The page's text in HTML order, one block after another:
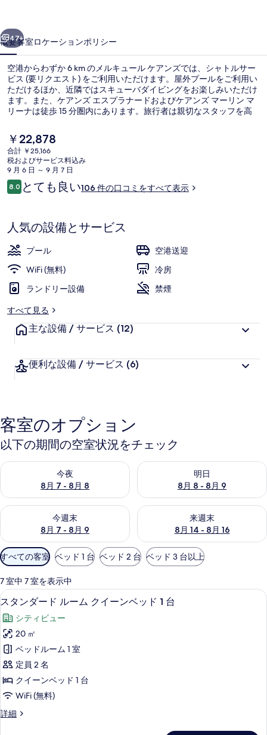
ア
ン
ズ
の
写
真
ギ
ャ
ラ
ー
次へ
47+
概要客室ロケーションポリシー
空港からわずか 6 km のメルキュール ケアンズでは、シャトルサー
ビス (要リクエスト) をご利用いただけます。屋外プールをご利用い
ただけるほか、近隣ではスキューバダイビングをお楽しみいただけ
ます。また、ケアンズ エスプラナードおよびケアンズ マーリン マ
リーナは徒歩 15 分圏内にあります。旅行者は親切なスタッフを高
現
在
の
料
金
は
す
￥22,878
合計 ￥25,166
税およびサービス料込み
9 月 6 日 ～ 9 月 7 日
口
コ
8.010段階中8.0
とても良い106 件の口コミをすべて表示
人気の設備とサービス
プール
空港送迎
WiFi (無料)
冷房
ランドリー設備
禁煙
すべて見る
主な設備 / サービス (12)
便利な設備 / サービス (6)
客室のオプション
以下の期間の空室状況をチェック
今夜
8月 7 - 8月 8
今夜 8月 7 - 8月 8 の空室状況をチェック
明日
8月 8 - 8月 9
明日 8月 8 - 8月 9 の空室状況
今週末
8月 7 - 8月 9
今週末 8月 7 - 8月 9 の空室状況をチェック
来週末
8月 14 - 8月 16
来週末 8月 14 - 8月 16 の空室
利
用
可
能
な
客
室
の
絞
り
込
み
条
すべての客室 ベッド 1 台 ベッド 2 台 ベッド 3 台以上
7 室中 7 室を表示中
ス
タ
ン
ダ
ー
ド
ル
ム
スタンダード ルーム クイーンベッ
6
スタンダード ルーム クイーンベッド 1 台
シティビュー
20 ㎡
ベッドルーム 1 室
定員 2 名
クイーンベッド 1 台
WiFi (無料)
詳細
ス